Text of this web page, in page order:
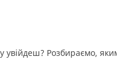
увійдеш? Розбираємо,